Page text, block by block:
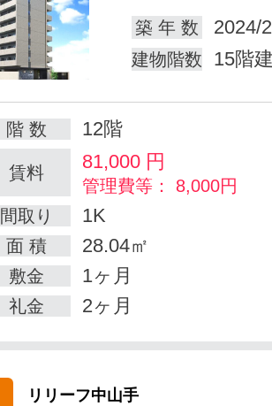
築 年 数
2024/
建物階数 15階
階 数 12階
賃料 81,000 円
管理費等： 8,000円
間取り
1K
面 積 28.04㎡
敷金 1ヶ月
礼金 2ヶ月
リリーフ中山手